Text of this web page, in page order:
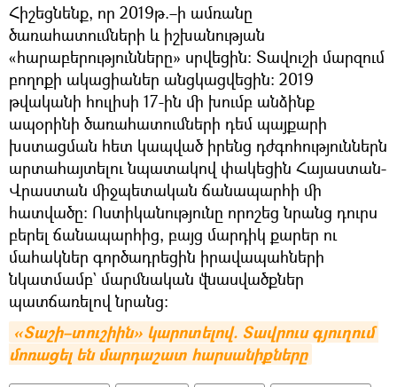
Հիշեցնենք, որ 2019թ.–ի ամռանը
ծառահատումների և իշխանության
«հարաբերությունները» սրվեցին։ Տավուշի մարզում
բողոքի ակացիաներ անցկացվեցին։ 2019
թվականի հուլիսի 17-ին մի խումբ անձինք
ապօրինի ծառահատումների դեմ պայքարի
խստացման հետ կապված իրենց դժգոհություններն
արտահայտելու նպատակով փակեցին Հայաստան-
Վրաստան միջպետական ճանապարհի մի
հատվածը։ Ոստիկանությունը որոշեց նրանց դուրս
բերել ճանապարհից, բայց մարդիկ քարեր ու
մահակներ գործադրեցին իրավապահների
նկատմամբ` մարմնական վնասվածքներ
պատճառելով նրանց։
«Տաշի–տուշիին» կարոտելով. Տավրուս գյուղում
մոռացել են մարդաշատ հարսանիքները